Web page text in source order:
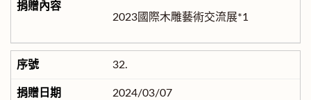
2023國際木雕藝術交流展*1
32.
2024/03/07